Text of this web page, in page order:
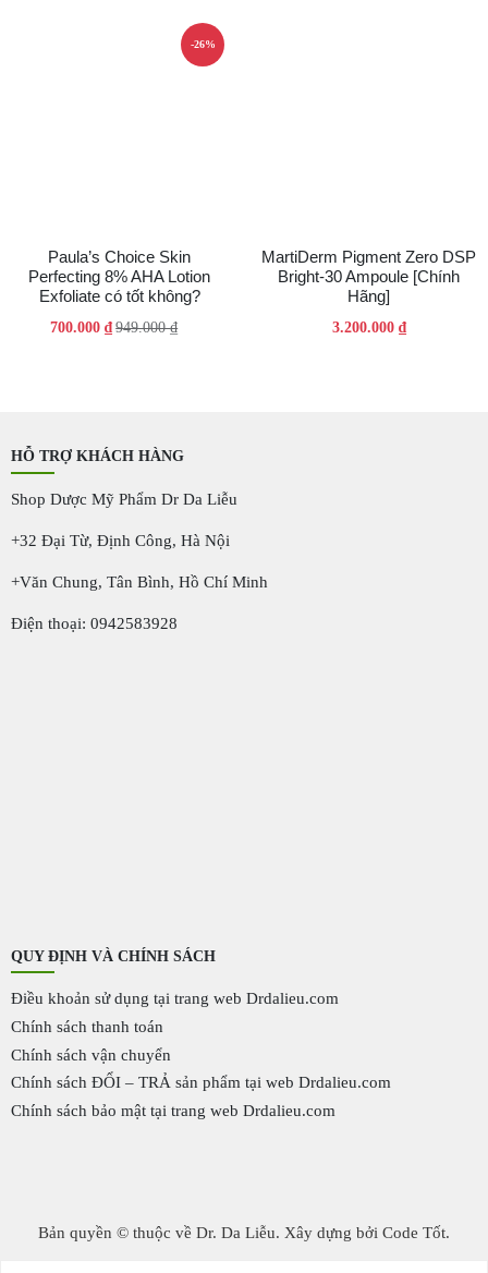
-26%
Paula’s Choice Skin
Perfecting 8% AHA Lotion
Exfoliate có tốt không?
949.000₫
Giá
700.000 ₫ Giá
MartiDerm Pigment Zero DSP
Bright-30 Ampoule [Chính
Hãng]
3.200.000 ₫
HỖ TRỢ KHÁCH HÀNG
Shop Dược Mỹ Phẩm Dr Da Liễu
+32 Đại Từ, Định Công, Hà Nội
+Văn Chung, Tân Bình, Hồ Chí Minh
Điện thoại: 0942583928
QUY ĐỊNH VÀ CHÍNH SÁCH
Điều khoản sử dụng tại trang web Drdalieu.com
Chính sách thanh toán
Chính sách vận chuyển
Chính sách ĐỔI – TRẢ sản phẩm tại web Drdalieu.com
Chính sách bảo mật tại trang web Drdalieu.com
Bản quyền © thuộc về Dr. Da Liễu. Xây dựng bởi Code Tốt.